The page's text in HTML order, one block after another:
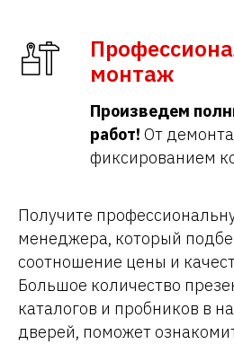
монтаж
Произведем
работ! От
фиксированием
Получите
менеджера, который
соотношение цены и
Большое количество
каталогов и пробников в
дверей, поможет